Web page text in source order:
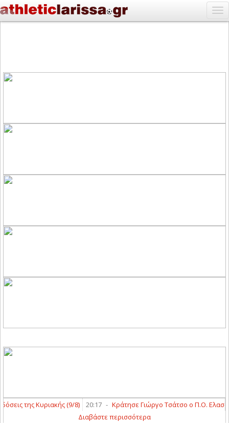
της Κυριακής (9/8) 20:17 - Κράτησε Γιώργο Τσάτσο ο Π.Ο. Ελασσόνας
Διαβάστε περισσότερα